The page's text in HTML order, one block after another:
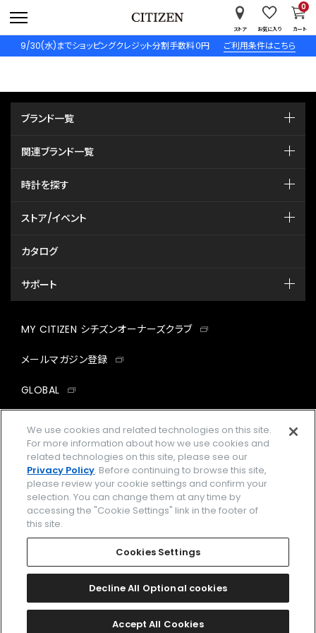
9/30(水)までショッピングクレジット分割手数料０円 ご利用条件はこちら
ストア お気に入り カート
0
ブランド一覧
関連ブランド一覧
時計を探す
ストア/イベント
カタログ
サポート
MY CITIZEN シチズンオーナーズクラブ
メールマガジン登録
GLOBAL
facebookinstagramtwitter
企業情報 ご利用規約
プライバシーポリシー Cookies Settings
Amazon PayはAmazon.com, Inc.またはその関連会社の商標です。
2026 CITIZEN WATCH CO., LTD.
We use cookies and related technologies on this site.
For more information about how we use cookies and
related technologies on this site, please see our
Privacy Policy. Before continuing to browse this site,
please review your cookie settings and confirm your
selection. You can change them at any time by
accessing the "Cookie Settings" link in the footer of
this site.
Cookies Settings
Decline All Optional cookies
Accept All Cookies